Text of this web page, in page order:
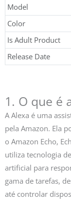
Model
Color
Is Adult Product
Release Date
1. O que é
A Alexa é uma
pela Amazon. Ela
o Amazon Echo,
utiliza tecnologia
artificial para
gama de tarefas,
até controlar